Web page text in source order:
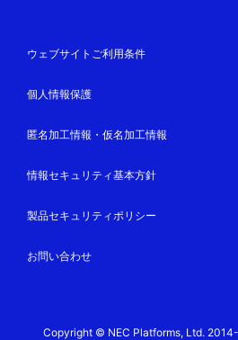
ウェブサイトご利用条件
個人情報保護
匿名加工情報・仮名加工情報
情報セキュリティ基本方針
製品セキュリティポリシー
お問い合わせ
Copyright © NEC Platforms, Ltd.